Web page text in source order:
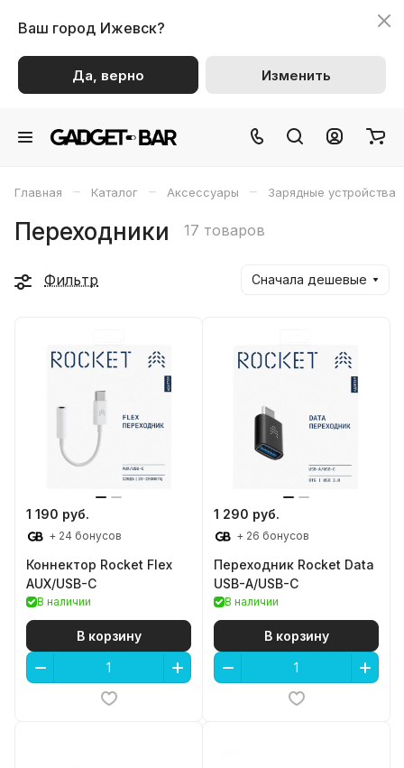
Ваш город Ижевск?
Да, верно Изменить
Главная – Каталог – Аксессуары – Зарядные устройства
Переходники 17 товаров
Фильтр Сначала дешевые
1 190 руб.
+ 24 бонусов
Коннектор Rocket Flex
AUX/USB-C
В наличии
В корзину
1 290 руб.
+ 26 бонусов
Переходник Rocket Data
USB-A/USB-C
В наличии
В корзину